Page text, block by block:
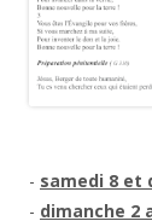
- samedi 8 et
- dimanche 2